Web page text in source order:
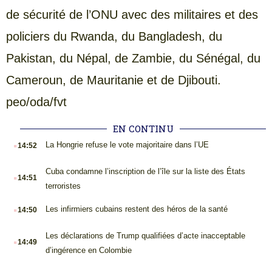
de sécurité de l’ONU avec des militaires et des
policiers du Rwanda, du Bangladesh, du
Pakistan, du Népal, de Zambie, du Sénégal, du
Cameroun, de Mauritanie et de Djibouti.
peo/oda/fvt
EN CONTINU
.14:52 La Hongrie refuse le vote majoritaire dans l’UE
.14:51
Cuba condamne l’inscription de l’île sur la liste des États
terroristes
.14:50 Les infirmiers cubains restent des héros de la santé
.14:49
Les déclarations de Trump qualifiées d’acte inacceptable
d’ingérence en Colombie